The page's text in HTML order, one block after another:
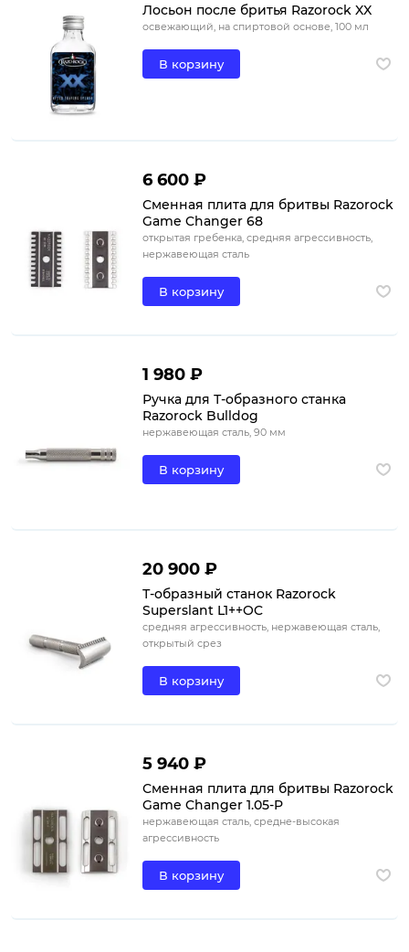
Лосьон после бритья Razorock XX
освежающий, на спиртовой основе, 100 мл
В корзину
6 600 ₽
Сменная плита для бритвы Razorock
Game Changer 68
открытая гребенка, средняя агрессивность,
нержавеющая сталь
В корзину
1 980 ₽
Ручка для Т-образного станка
Razorock Bulldog
нержавеющая сталь, 90 мм
В корзину
20 900 ₽
Т-образный станок Razorock
Superslant L1++OC
средняя агрессивность, нержавеющая сталь,
открытый срез
В корзину
5 940 ₽
Сменная плита для бритвы Razorock
Game Changer 1.05-P
нержавеющая сталь, средне-высокая
агрессивность
В корзину